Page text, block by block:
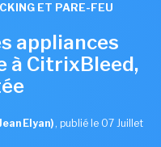
ET PARE-FEU
appliances
à CitrixBleed,
Elyan) , publié le 07 Juillet